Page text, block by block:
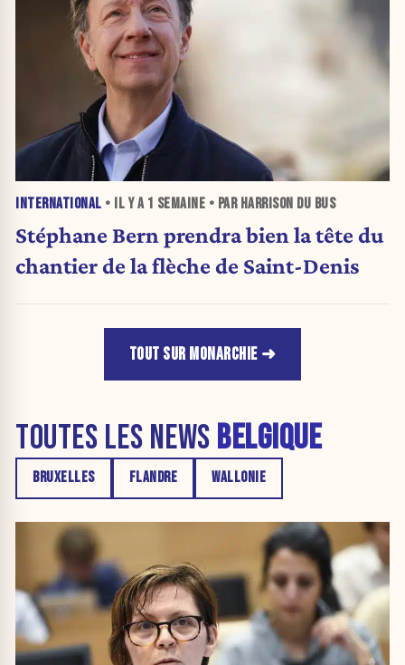
INTERNATIONAL • IL Y A 1 SEMAINE • PAR HARRISON DU BUS
Stéphane Bern prendra bien la tête du
chantier de la flèche de Saint-Denis
TOUT SUR MONARCHIE
TOUTES LES NEWS BELGIQUE
BRUXELLES FLANDRE WALLONIE